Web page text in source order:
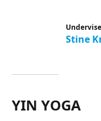
Stine
YIN YOGA